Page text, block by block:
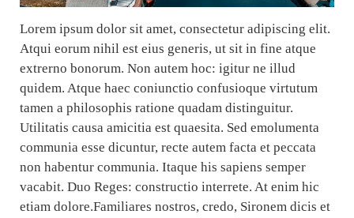
Lorem ipsum dolor sit amet, consectetur adipiscing elit.
Atqui eorum nihil est eius generis, ut sit in fine atque
extrerno bonorum. Non autem hoc: igitur ne illud
quidem. Atque haec coniunctio confusioque virtutum
tamen a philosophis ratione quadam distinguitur.
Utilitatis causa amicitia est quaesita. Sed emolumenta
communia esse dicuntur, recte autem facta et peccata
non habentur communia. Itaque his sapiens semper
vacabit. Duo Reges: constructio interrete. At enim hic
etiam dolore.Familiares nostros, credo, Sironem dicis et